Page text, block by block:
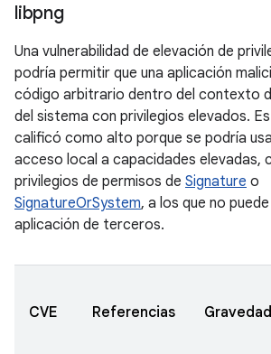
libpng
Una vulnerabilidad de elevación de
podría permitir que una aplicación
código arbitrario dentro del contexto
del sistema con privilegios elevados.
calificó como alto porque se podría
acceso local a capacidades elevadas,
privilegios de permisos de Signature o
SignatureOrSystem, a los que no
aplicación de terceros.
CVE Referencias Gravedad